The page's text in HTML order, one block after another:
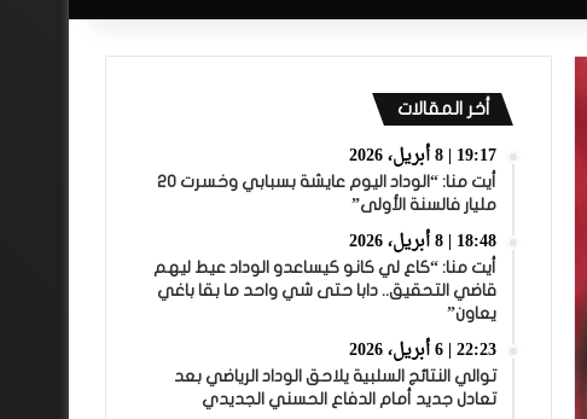
أخر المقالات
19:17 | 8 أبريل، 2026
أيت منا: “الوداد اليوم عايشة بسبابي وخسرت 20
مليار فالسنة الأولى”
18:48 | 8 أبريل، 2026
أيت منا: “كاع لي كانو كيساعدو الوداد عيط ليهم
قاضي التحقيق.. دابا حتى شي واحد ما بقا باغي
يعاون”
22:23 | 6 أبريل، 2026
توالي النتائج السلبية يلاحق الوداد الرياضي بعد
تعادل جديد أمام الدفاع الحسني الجديدي